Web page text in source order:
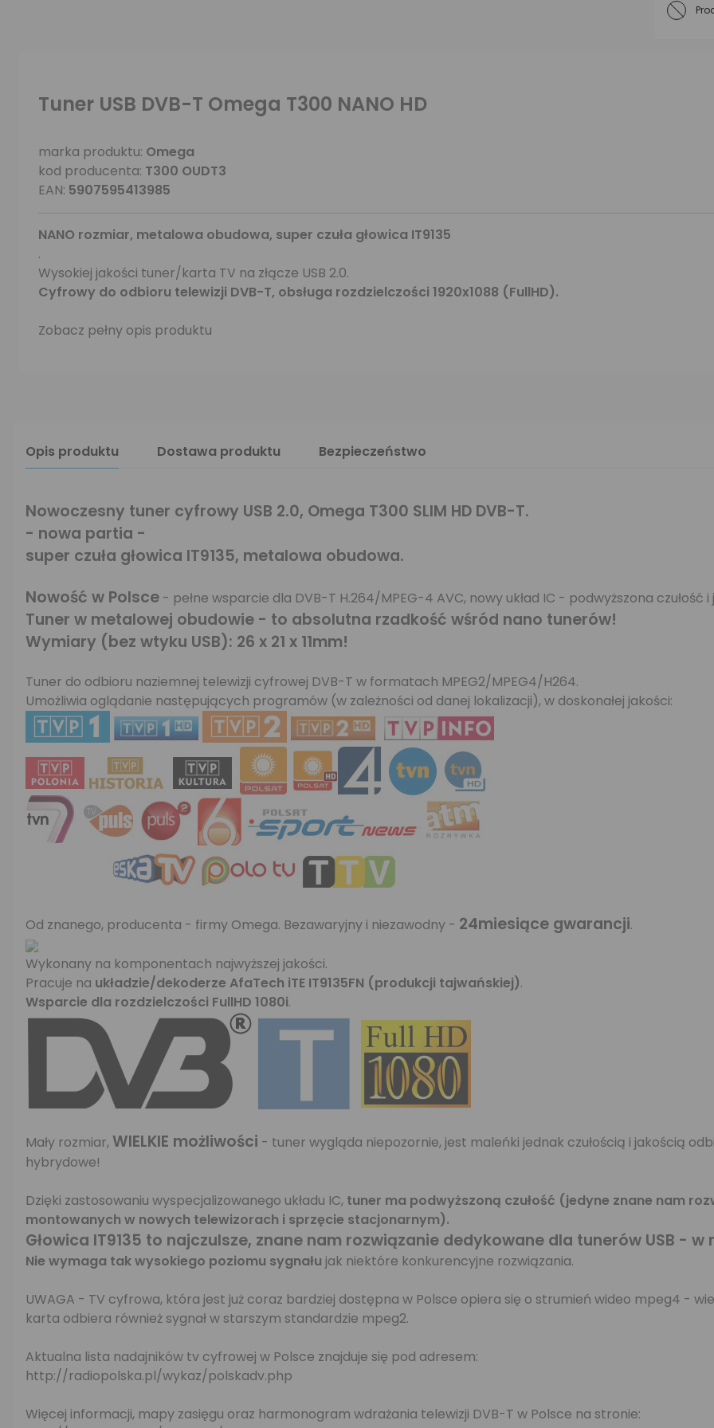
Tuner USB DVB-T Omega T300 NANO HD
marka produktu: Omega
kod producenta: T300 OUDT3
EAN: 5907595413985
NANO rozmiar, metalowa obudowa, super czuła głowica IT9135
.
Wysokiej jakości tuner/karta TV na złącze USB 2.0.
Cyfrowy do odbioru telewizji DVB-T, obsługa rozdzielczości 1920x1088 (FullHD).
Zobacz pełny opis produktu
Opis produktu Dostawa produktu Bezpieczeństwo
Nowoczesny tuner cyfrowy USB 2.0, Omega T300 SLIM HD DVB-T.
- nowa partia -
super czuła głowica IT9135, metalowa obudowa.
Nowość w Polsce - pełne wsparcie dla DVB-T H.264/MPEG-4 AVC, nowy układ IC - podwyższona czułość i
Tuner w metalowej obudowie - to absolutna rzadkość wśród nano tunerów!
Wymiary (bez wtyku USB): 26 x 21 x 11mm!
Tuner do odbioru naziemnej telewizji cyfrowej DVB-T w formatach MPEG2/MPEG4/H264.
Umożliwia oglądanie następujących programów (w zależności od danej lokalizacji), w doskonałej jakości:
Od znanego, producenta - firmy Omega. Bezawaryjny i niezawodny - 24miesiące gwarancji.
Wykonany na komponentach najwyższej jakości.
Pracuje na układzie/dekoderze AfaTech iTE IT9135FN (produkcji tajwańskiej).
Wsparcie dla rozdzielczości FullHD 1080i.
Mały rozmiar, WIELKIE możliwości - tuner wygląda niepozornie, jest maleńki jednak czułością i jakością
hybrydowe!
Dzięki zastosowaniu wyspecjalizowanego układu IC, tuner ma podwyższoną czułość (jedyne znane nam
montowanych w nowych telewizorach i sprzęcie stacjonarnym).
Głowica IT9135 to najczulsze, znane nam rozwiązanie dedykowane dla tunerów USB - w
Nie wymaga tak wysokiego poziomu sygnału jak niektóre konkurencyjne rozwiązania.
UWAGA - TV cyfrowa, która jest już coraz bardziej dostępna w Polsce opiera się o strumień wideo mpeg4 -
karta odbiera również sygnał w starszym standardzie mpeg2.
Aktualna lista nadajników tv cyfrowej w Polsce znajduje się pod adresem:
http://radiopolska.pl/wykaz/polskadv.php
Więcej informacji, mapy zasięgu oraz harmonogram wdrażania telewizji DVB-T w Polsce na stronie: